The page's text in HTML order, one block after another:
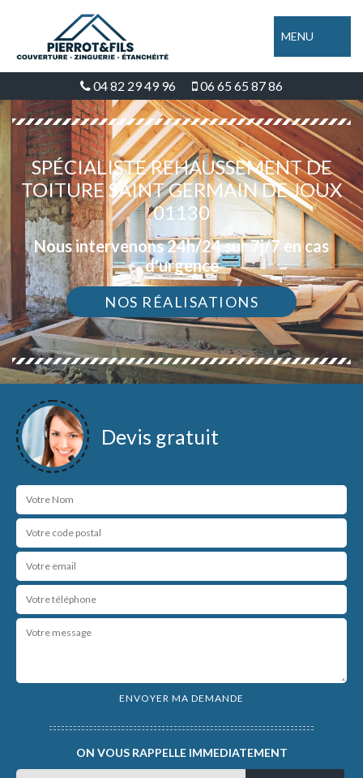
MENU
04 82 29 49 96 06 65 65 87 86
SPÉCIALISTE REHAUSSEMENT DE
TOITURE SAINT GERMAIN DE JOUX
01130
Nous intervenons 24h/24 sur 7j/7 en cas
d'urgence
NOS RÉALISATIONS
Devis gratuit
ON VOUS RAPPELLE IMMEDIATEMENT